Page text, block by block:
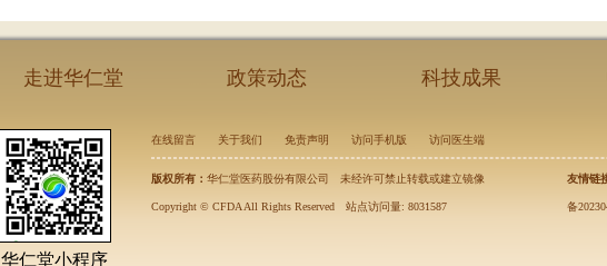
走进华仁堂 政策动态 科技成果
华仁堂小程序
在线留言 关于我们 免责声明 访问手机版 访问医生端
版权所有： 华仁堂医药股份有限公司 未经许可禁止转载或建立镜像
Copyright © CFDA All Rights Reserved 站点访问量: 8031587
友情链
备